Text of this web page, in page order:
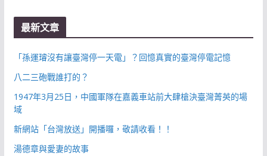
最新文章
「孫運璿沒有讓臺灣停一天電」？回憶真實的臺灣停電記憶
八二三砲戰誰打的？
1947年3月25日，中國軍隊在嘉義車站前大肆槍決臺灣菁英的場
域
新網站「台灣放送」開播囉，敬請收看！！
湯德章與愛妻的故事